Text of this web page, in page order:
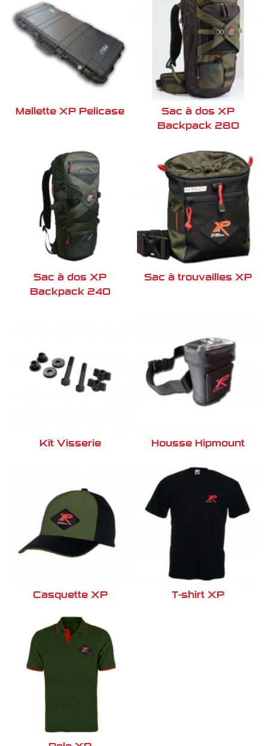
Mallette XP Pelicase
Sac à dos XP
Backpack 280
Sac à dos XP
Backpack 240
Sac à trouvailles XP
Kit Visserie Housse Hipmount
Casquette XP T-shirt XP